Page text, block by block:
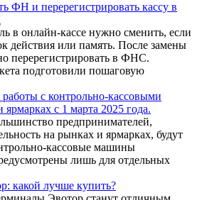
ФН и перерегистрировать кассу в
в онлайн-кассе нужно сменить, если
действия или память. После замены
перерегистрировать в ФНС.
подготовили пошаговую
с контрольно-кассовыми
с 1 марта 2025 года.
предпринимателей,
на рынках и ярмарках, будут
кассовые машины
лишь для отдельных
какой лучше купить?